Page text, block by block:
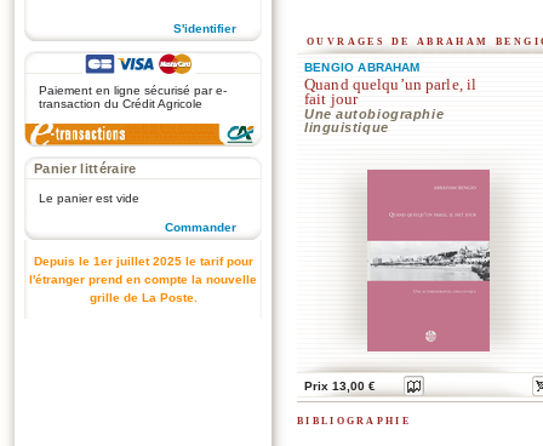
S'identifier
Paiement en ligne sécurisé par e-
transaction du Crédit Agricole
Panier littéraire
Le panier est vide
Commander
Depuis le 1er juillet 2025 le tarif pour
l'étranger prend en compte la nouvelle
grille de La Poste.
ouvrages de abraham
BENGIO ABRAHAM
Quand quelqu’un parle, il
fait jour
Une autobiographie
linguistique
Prix 13,00 €
bibliographie